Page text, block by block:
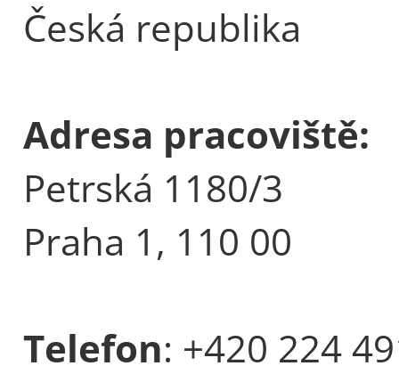
Česká republika
Adresa pracoviště:
Petrská 1180/3
Praha 1, 110 00
Telefon: +420 224